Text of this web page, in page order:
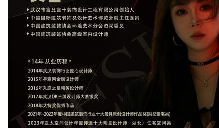
“设计是一个需要不断学习、借鉴、积累
不断学习不断精进自身，才能在设计的道路
议设计师建立个人灵感图库，按“材质、光
活”等维度分类归档，随时调用，高效匹配
你若盛开，蝴蝶自来。如今，黄蓉的设
各地，甚至拓展至海外。她深知，设计之
挑战都是成长的契机，每一次的突破都是对